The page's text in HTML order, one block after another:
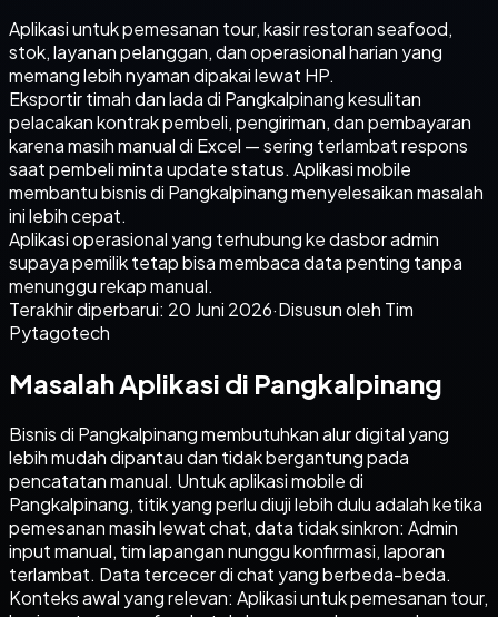
Aplikasi untuk pemesanan tour, kasir restoran seafood,
stok, layanan pelanggan, dan operasional harian yang
memang lebih nyaman dipakai lewat HP.
Eksportir timah dan lada di Pangkalpinang kesulitan
pelacakan kontrak pembeli, pengiriman, dan pembayaran
karena masih manual di Excel — sering terlambat respons
saat pembeli minta update status. Aplikasi mobile
membantu bisnis di Pangkalpinang menyelesaikan masalah
ini lebih cepat.
Aplikasi operasional yang terhubung ke dasbor admin
supaya pemilik tetap bisa membaca data penting tanpa
menunggu rekap manual.
Terakhir diperbarui: 20 Juni 2026·Disusun oleh Tim
Pytagotech
Masalah Aplikasi di Pangkalpinang
Bisnis di Pangkalpinang membutuhkan alur digital yang
lebih mudah dipantau dan tidak bergantung pada
pencatatan manual. Untuk aplikasi mobile di
Pangkalpinang, titik yang perlu diuji lebih dulu adalah ketika
pemesanan masih lewat chat, data tidak sinkron: Admin
input manual, tim lapangan nunggu konfirmasi, laporan
terlambat. Data tercecer di chat yang berbeda-beda.
Konteks awal yang relevan: Aplikasi untuk pemesanan tour,